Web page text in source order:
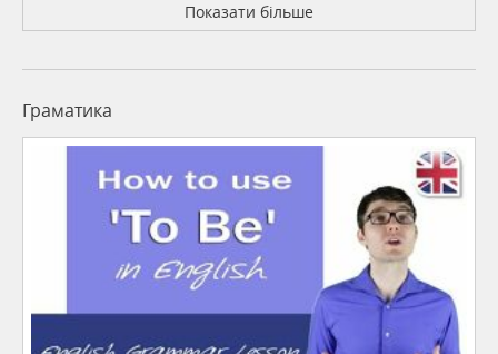
Показати більше
Граматика